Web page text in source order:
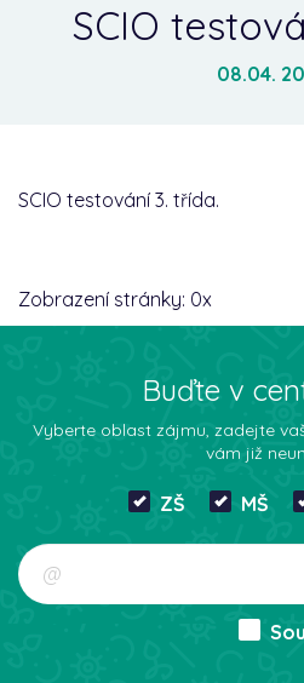
SCIO
08.04.
SCIO testování 3. třída.
Zobrazení stránky: 0x
Buďte v
Vyberte oblast zájmu, zadejte
vám již
ZŠ MŠ